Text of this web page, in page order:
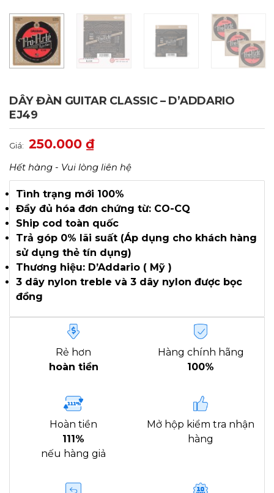
DÂY ĐÀN GUITAR CLASSIC – D’ADDARIO
EJ49
Giá: 250.000 ₫
Hết hàng - Vui lòng liên hệ
Tình trạng mới 100%
Đầy đủ hóa đơn chứng từ: CO-CQ
Ship cod toàn quốc
Trả góp 0% lãi suất (Áp dụng cho khách hàng
sử dụng thẻ tín dụng)
Thương hiệu: D’Addario ( Mỹ )
3 dây nylon treble và 3 dây nylon được bọc
đồng
Rẻ hơn
hoàn tiền
Hàng chính hãng
100%
Hoàn tiền
111%
nếu hàng giả
Mở hộp kiểm tra nhận
hàng